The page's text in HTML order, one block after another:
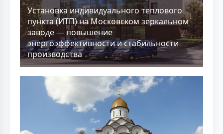
Установка индивидуального теплового
пункта (ИТП) на Московском зеркальном
заводе — повышение
энергоэффективности и стабильности
производства